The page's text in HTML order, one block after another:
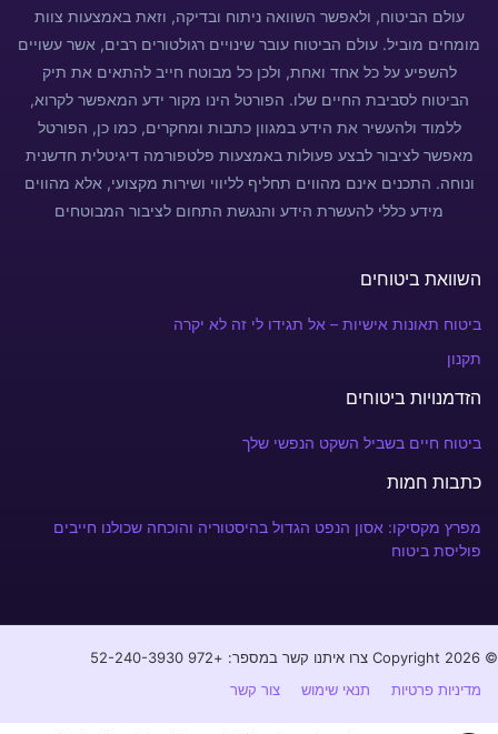
עולם הביטוח, ולאפשר השוואה ניתוח ובדיקה, וזאת באמצעות צוות
מומחים מוביל. עולם הביטוח עובר שינויים רגולטורים רבים, אשר עשויים
להשפיע על כל אחד ואחת, ולכן כל מבוטח חייב להתאים את תיק
הביטוח לסביבת החיים שלו. הפורטל הינו מקור ידע המאפשר לקרוא,
ללמוד ולהעשיר את הידע במגוון כתבות ומחקרים, כמו כן, הפורטל
מאפשר לציבור לבצע פעולות באמצעות פלטפורמה דיגיטלית חדשנית
ונוחה. התכנים אינם מהווים תחליף לליווי ושירות מקצועי, אלא מהווים
מידע כללי להעשרת הידע והנגשת התחום לציבור המבוטחים
השוואת ביטוחים
ביטוח תאונות אישיות – אל תגידו לי זה לא יקרה
תקנון
הזדמנויות ביטוחים
ביטוח חיים בשביל השקט הנפשי שלך
כתבות חמות
מפרץ מקסיקו: אסון הנפט הגדול בהיסטוריה והוכחה שכולנו חייבים
פוליסת ביטוח
© Copyright 2026 צרו איתנו קשר במספר: +972 52-240-3930⁩
מדיניות פרטיות
תנאי שימוש צור קשר